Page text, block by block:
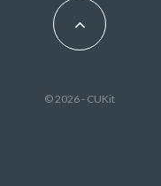
© 2026 - CUKit